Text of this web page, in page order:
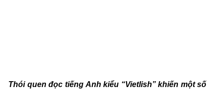
Thói quen đọc tiếng Anh kiểu “Vietlish” khiến một số